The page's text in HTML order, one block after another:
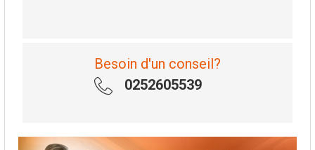
Besoin d'un conseil?
0252605539